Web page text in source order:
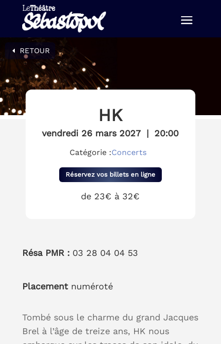
RETOUR
HK
vendredi 26 mars 2027| 20:00
Catégorie :Concerts
Réservez vos billets en ligne
de 23€ à 32€
Résa PMR : 03 28 04 04 53
Placement numéroté
Tombé sous le charme du grand Jacques
Brel à l’âge de treize ans, HK nous